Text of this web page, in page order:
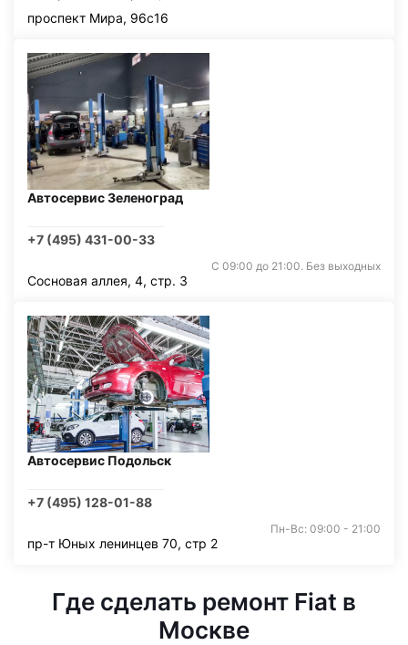
проспект Мира, 96с16
Автосервис Зеленоград
+7 (495) 431-00-33
С 09:00 до 21:00. Без выходных
Сосновая аллея, 4, стр. 3
Автосервис Подольск
+7 (495) 128-01-88
Пн-Вс: 09:00 - 21:00
пр-т Юных ленинцев 70, стр 2
Где сделать ремонт Fiat в
Москве